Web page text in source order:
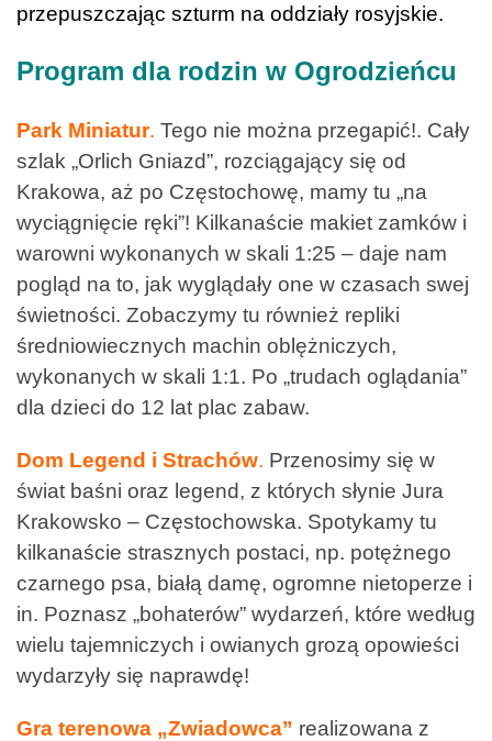
przepuszczając szturm na oddziały rosyjskie.
Program dla rodzin w Ogrodzieńcu
Park Miniatur. Tego nie można przegapić!. Cały
szlak „Orlich Gniazd”, rozciągający się od
Krakowa, aż po Częstochowę, mamy tu „na
wyciągnięcie ręki”! Kilkanaście makiet zamków i
warowni wykonanych w skali 1:25 – daje nam
pogląd na to, jak wyglądały one w czasach swej
świetności. Zobaczymy tu również repliki
średniowiecznych machin oblężniczych,
wykonanych w skali 1:1. Po „trudach oglądania”
dla dzieci do 12 lat plac zabaw.
Dom Legend i Strachów. Przenosimy się w
świat baśni oraz legend, z których słynie Jura
Krakowsko – Częstochowska. Spotykamy tu
kilkanaście strasznych postaci, np. potężnego
czarnego psa, białą damę, ogromne nietoperze i
in. Poznasz „bohaterów” wydarzeń, które według
wielu tajemniczych i owianych grozą opowieści
wydarzyły się naprawdę!
Gra terenowa „Zwiadowca” realizowana z